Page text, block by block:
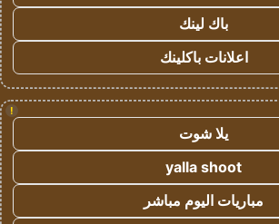
باك لينك
اعلانات باكلينك
!
يلا شوت
yalla shoot
مباريات اليوم مباشر